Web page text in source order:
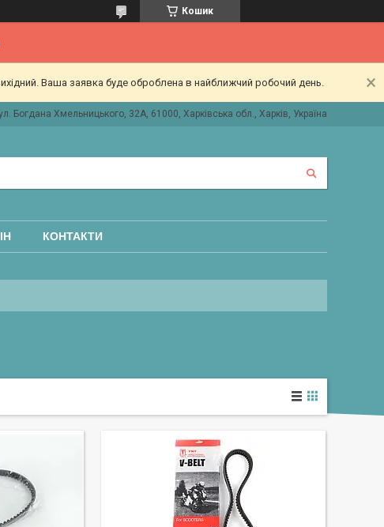
Кошик
Ваша заявка буде оброблена в найближчий робочий день.
Богдана Хмельницького, 32А, 61000, Харківська обл., Харків, Україна
КОНТАКТИ